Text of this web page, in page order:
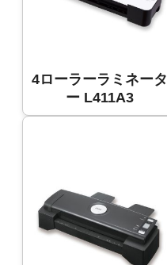
4ローラーラミネータ
ー L411A3